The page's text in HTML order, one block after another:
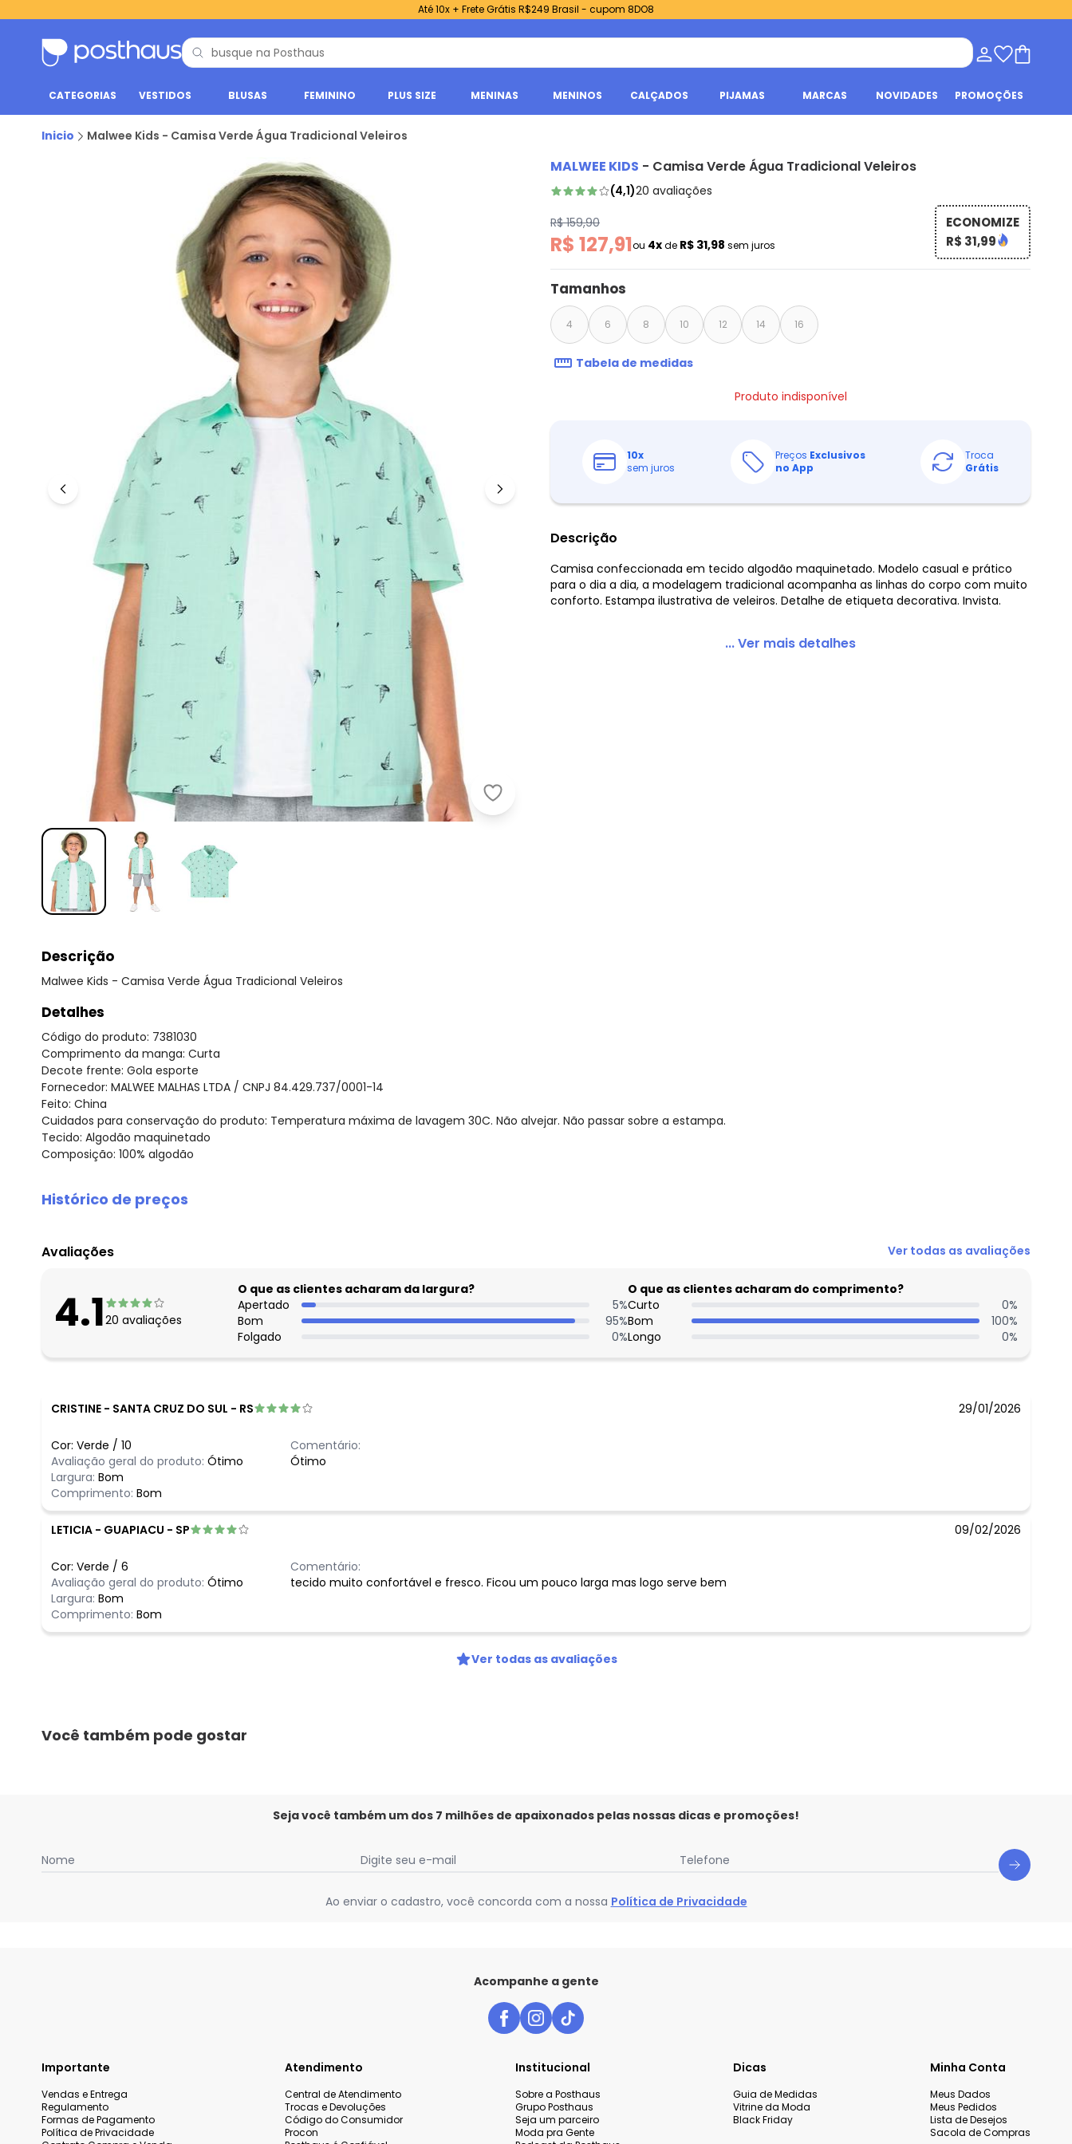
Até 10x + Frete Grátis R$249 Brasil - cupom 8DO8
CATEGORIAS VESTIDOS BLUSAS FEMININO PLUS SIZE MENINAS MENINOS CALÇADOS PIJAMAS MARCAS NOVIDADES PROMOÇÕES
Inicio Malwee Kids - Camisa Verde Água Tradicional Veleiros
Malwee Kids - Camisa Verde Água Tradicional Veleiros
MALWEE KIDS - Camisa Verde Água Tradicional Veleiros
(4,1)20 avaliações
R$ 159,90
R$ 127,91ou 4xde R$ 31,98 sem juros
ECONOMIZE
R$ 31,99
Tamanhos
4 6 8 10 12 14 16
Tabela de medidas
Produto indisponível
10x
sem juros
Preços Exclusivos
no App
Troca
Grátis
Descrição
Camisa confeccionada em tecido algodão maquinetado. Modelo casual e prático
para o dia a dia, a modelagem tradicional acompanha as linhas do corpo com muito
conforto. Estampa ilustrativa de veleiros. Detalhe de etiqueta decorativa. Invista.
... Ver mais detalhes
Descrição
Malwee Kids - Camisa Verde Água Tradicional Veleiros
Detalhes
Código do produto: 7381030
Comprimento da manga: Curta
Decote frente: Gola esporte
Fornecedor: MALWEE MALHAS LTDA / CNPJ 84.429.737/0001-14
Feito: China
Cuidados para conservação do produto: Temperatura máxima de lavagem 30C. Não alvejar. Não passar sobre a estampa.
Tecido: Algodão maquinetado
Composição: 100% algodão
Histórico de preços
agosto/2026
N/D*
maio/2026 N/D*
abril/2026 N/D*
N/D*
fevereiro/2026 R$ 111,93
Avaliações Ver todas as avaliações
4.120 avaliações
O que as clientes acharam da largura?
Apertado
5%
Bom
95%
Folgado
0%
O que as clientes acharam do comprimento?
Curto
0%
Bom
100%
Longo
0%
CRISTINE - SANTA CRUZ DO SUL - RS 29/01/2026
Cor: Verde / 10
Avaliação geral do produto: Ótimo
Largura: Bom
Comprimento: Bom
Comentário:
Ótimo
LETICIA - GUAPIACU - SP 09/02/2026
Cor: Verde / 6
Avaliação geral do produto: Ótimo
Largura: Bom
Comprimento: Bom
Comentário:
tecido muito confortável e fresco. Ficou um pouco larga mas logo serve bem
Ver todas as avaliações
Você também pode gostar
Seja você também um dos 7 milhões de apaixonados pelas nossas dicas e promoções!
Nome Digite seu e-mail Telefone
Ao enviar o cadastro, você concorda com a nossa Política de Privacidade
Acompanhe a gente
Importante
Vendas e Entrega
Regulamento
Formas de Pagamento
Política de Privacidade
Atendimento
Central de Atendimento
Trocas e Devoluções
Código do Consumidor
Procon
Institucional
Sobre a Posthaus
Grupo Posthaus
Seja um parceiro
Moda pra Gente
Dicas
Guia de Medidas
Vitrine da Moda
Black Friday
Minha Conta
Meus Dados
Meus Pedidos
Lista de Desejos
Sacola de Compras